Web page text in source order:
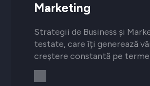
Marketing
Strategii de Business și
testate, care îți generează
creștere constantă pe